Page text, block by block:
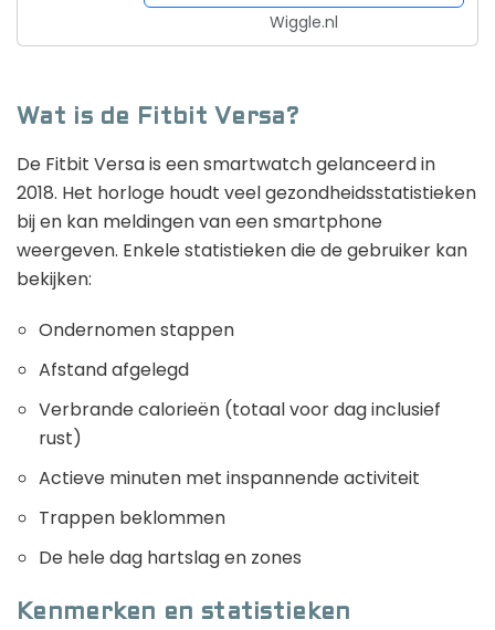
Wiggle.nl
Wat is de Fitbit Versa?
De Fitbit Versa is een smartwatch gelanceerd in
2018. Het horloge houdt veel gezondheidsstatistieken
bij en kan meldingen van een smartphone
weergeven. Enkele statistieken die de gebruiker kan
bekijken:
Ondernomen stappen
Afstand afgelegd
Verbrande calorieën (totaal voor dag inclusief
rust)
Actieve minuten met inspannende activiteit
Trappen beklommen
De hele dag hartslag en zones
Kenmerken en statistieken